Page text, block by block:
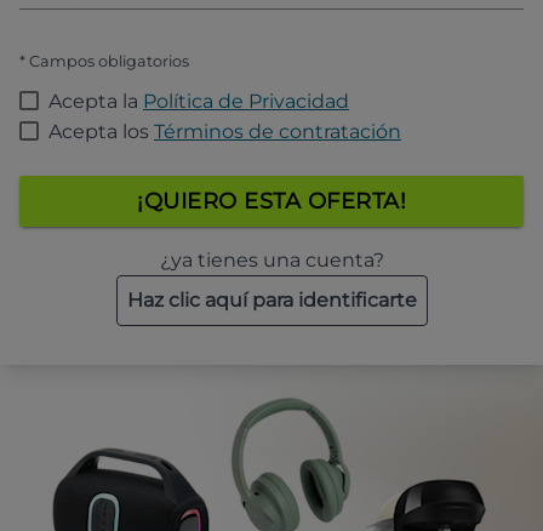
* Campos obligatorios
Acepta la Política de Privacidad
Acepta los Términos de contratación
¡QUIERO ESTA OFERTA!
¿ya tienes una cuenta?
Haz clic aquí para identificarte